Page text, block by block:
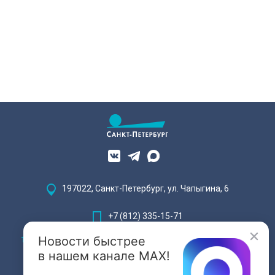
Новости быстрее
в нашем канале MAX!
197022, Санкт-Петербург, ул. Чапыгина, 6
+7 (812) 335-15-71
Внимание! Отдельные видеоматериалы, размещенные на настоящем
сайте, могут содержать информацию, предназначенную для лиц,
достигших 18 лет.